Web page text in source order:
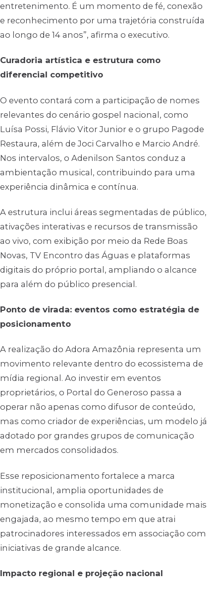
entretenimento. É um momento de fé, conexão
e reconhecimento por uma trajetória construída
ao longo de 14 anos”, afirma o executivo.
Curadoria artística e estrutura como
diferencial competitivo
O evento contará com a participação de nomes
relevantes do cenário gospel nacional, como
Luísa Possi, Flávio Vitor Junior e o grupo Pagode
Restaura, além de Joci Carvalho e Marcio André.
Nos intervalos, o Adenilson Santos conduz a
ambientação musical, contribuindo para uma
experiência dinâmica e contínua.
A estrutura inclui áreas segmentadas de público,
ativações interativas e recursos de transmissão
ao vivo, com exibição por meio da Rede Boas
Novas, TV Encontro das Águas e plataformas
digitais do próprio portal, ampliando o alcance
para além do público presencial.
Ponto de virada: eventos como estratégia de
posicionamento
A realização do Adora Amazônia representa um
movimento relevante dentro do ecossistema de
mídia regional. Ao investir em eventos
proprietários, o Portal do Generoso passa a
operar não apenas como difusor de conteúdo,
mas como criador de experiências, um modelo já
adotado por grandes grupos de comunicação
em mercados consolidados.
Esse reposicionamento fortalece a marca
institucional, amplia oportunidades de
monetização e consolida uma comunidade mais
engajada, ao mesmo tempo em que atrai
patrocinadores interessados em associação com
iniciativas de grande alcance.
Impacto regional e projeção nacional